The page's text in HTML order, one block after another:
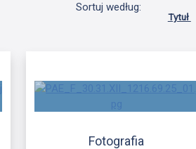
Sortuj według:
Tytuł
Fotografia